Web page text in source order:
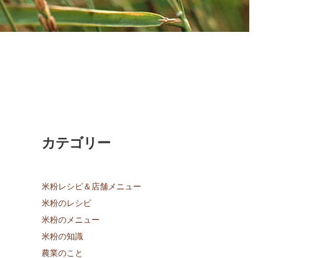
カテゴリー
米粉レシピ＆店舗メニュー
米粉のレシピ
米粉のメニュー
米粉の知識
農業のこと